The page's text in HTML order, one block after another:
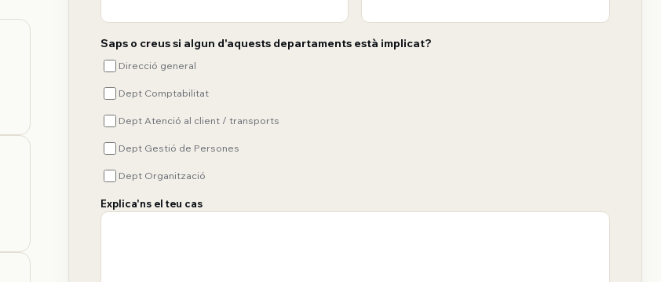
Saps o creus si algun d'aquests departaments està implicat?
Direcció general
Dept Comptabilitat
Dept Atenció al client / transports
Dept Gestió de Persones
Dept Organització
Explica'ns el teu cas